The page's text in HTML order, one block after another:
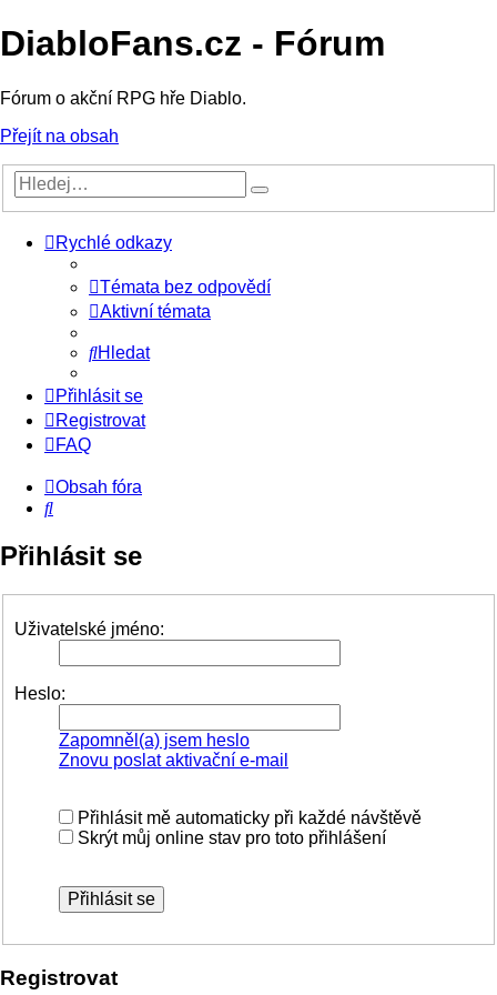
DiabloFans.cz - Fórum
Fórum o akční RPG hře Diablo.
Přejít na obsah
Rychlé odkazy
Témata bez odpovědí
Aktivní témata
Hledat
Přihlásit se
Registrovat
FAQ
Obsah fóra
Hledat
Přihlásit se
Uživatelské jméno:
Heslo:
Zapomněl(a) jsem heslo
Znovu poslat aktivační e-mail
Přihlásit mě automaticky při každé návštěvě
Skrýt můj online stav pro toto přihlášení
Registrovat